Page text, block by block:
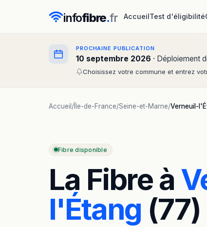
infofibre.fr AccueilTest d'éligibilité
PROCHAINE PUBLICATION
10 septembre 2026 · Déploiement
Choisissez votre commune et entrez
Accueil / Île-de-France/Seine-et-Marne/Verneuil-
Fibre disponible
La Fibre à
l'Étang (77)